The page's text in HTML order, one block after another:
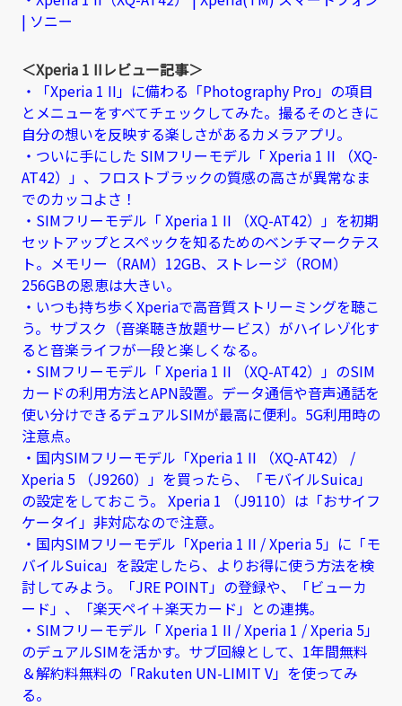
| ソニー
＜Xperia 1 IIレビュー記事＞
・「Xperia 1 II」に備わる「Photography Pro」の項目
とメニューをすべてチェックしてみた。撮るそのときに
自分の想いを反映する楽しさがあるカメラアプリ。
・ついに手にした SIMフリーモデル「 Xperia 1 II （XQ-
AT42）」、フロストブラックの質感の高さが異常なま
でのカッコよさ！
・SIMフリーモデル「 Xperia 1 II （XQ-AT42）」を初期
セットアップとスペックを知るためのベンチマークテス
ト。メモリー（RAM）12GB、ストレージ（ROM）
256GBの恩恵は大きい。
・いつも持ち歩くXperiaで高音質ストリーミングを聴こ
う。サブスク（音楽聴き放題サービス）がハイレゾ化す
ると音楽ライフが一段と楽しくなる。
・SIMフリーモデル「 Xperia 1 II （XQ-AT42）」のSIM
カードの利用方法とAPN設置。データ通信や音声通話を
使い分けできるデュアルSIMが最高に便利。5G利用時の
注意点。
・国内SIMフリーモデル「Xperia 1 II （XQ-AT42） /
Xperia 5 （J9260）」を買ったら、「モバイルSuica」
の設定をしておこう。 Xperia 1 （J9110）は「おサイフ
ケータイ」非対応なので注意。
・国内SIMフリーモデル「Xperia 1 II / Xperia 5」に「モ
バイルSuica」を設定したら、よりお得に使う方法を検
討してみよう。「JRE POINT」の登録や、「ビューカ
ード」、「楽天ペイ＋楽天カード」との連携。
・SIMフリーモデル「 Xperia 1 II / Xperia 1 / Xperia 5」
のデュアルSIMを活かす。サブ回線として、1年間無料
＆解約料無料の「Rakuten UN-LIMIT V」を使ってみ
る。